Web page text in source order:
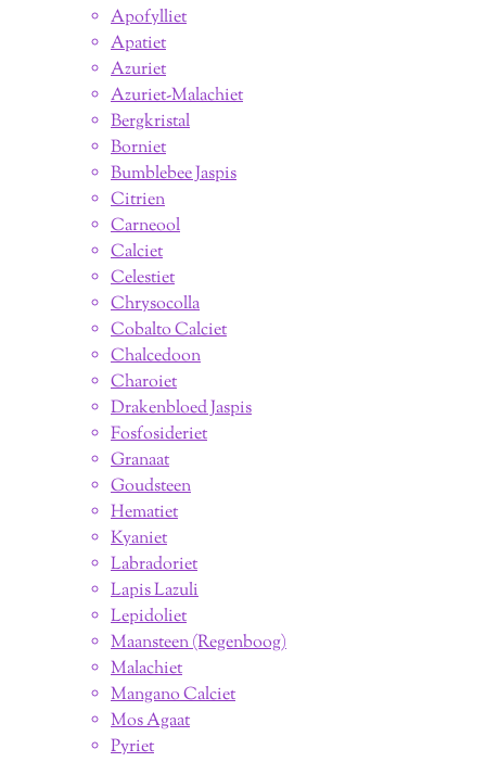
Apofylliet
Apatiet
Azuriet
Azuriet-Malachiet
Bergkristal
Borniet
Bumblebee Jaspis
Citrien
Carneool
Calciet
Celestiet
Chrysocolla
Cobalto Calciet
Chalcedoon
Charoiet
Drakenbloed Jaspis
Fosfosideriet
Granaat
Goudsteen
Hematiet
Kyaniet
Labradoriet
Lapis Lazuli
Lepidoliet
Maansteen (Regenboog)
Malachiet
Mangano Calciet
Mos Agaat
Pyriet